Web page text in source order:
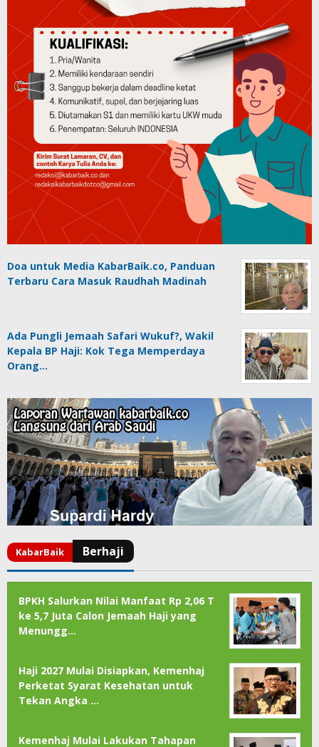
Doa untuk Media KabarBaik.co, Panduan
Terbaru Cara Masuk Raudhah Madinah
Ada Pungli Jemaah Safari Wukuf?, Wakil
Kepala BP Haji: Kok Tega Memperdaya
Orang…
BPKH Salurkan Nilai Manfaat Rp 2,06 T
ke 5,7 Juta Calon Jemaah Haji yang
Menungg…
Haji 2027 Mulai Disiapkan, Kemenhaj
Perketat Syarat Kesehatan untuk
Tekan Angka …
Kemenhaj Mulai Lakukan Tahapan